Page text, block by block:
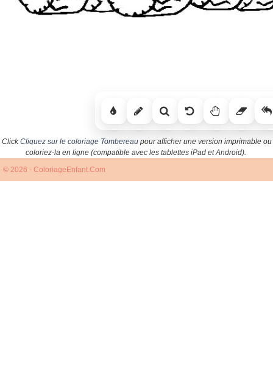
ClickCliquez sur le coloriage Tombereaupour afficher une version imprimable ou
coloriez-la en ligne (compatible avec les tablettes iPad et Android).
© 2026 - ColoriageEnfant.Com